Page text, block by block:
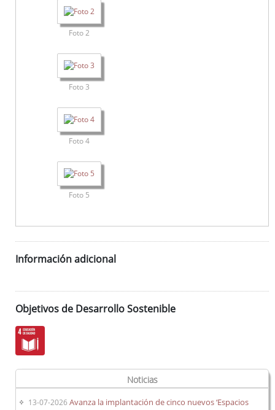
Foto 2
Foto 3
Foto 4
Foto 5
Información adicional
Objetivos de Desarrollo Sostenible
Noticias
13-07-2026 Avanza la implantación de cinco nuevos ‘Espacios